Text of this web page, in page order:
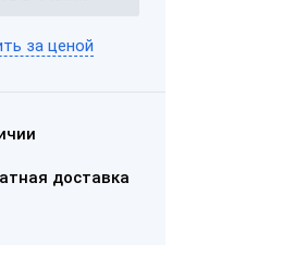
за ценой
доставка